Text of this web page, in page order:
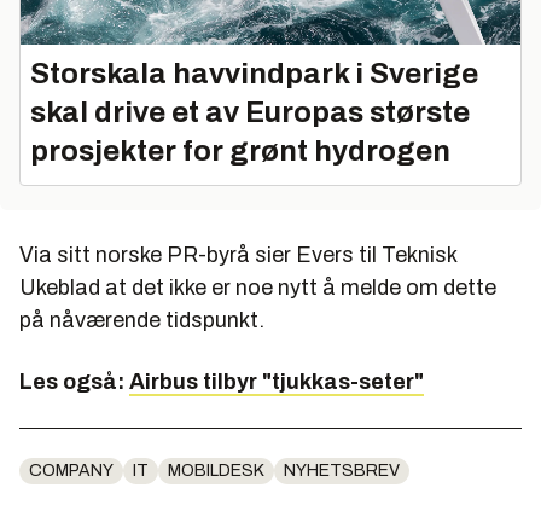
Storskala havvindpark i Sverige
skal drive et av Europas største
prosjekter for grønt hydrogen
Via sitt norske PR-byrå sier Evers til Teknisk
Ukeblad at det ikke er noe nytt å melde om dette
på nåværende tidspunkt.
Les også: Airbus tilbyr "tjukkas-seter"
COMPANY IT MOBILDESK NYHETSBREV